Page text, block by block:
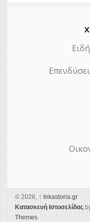
© 2026, ↑ Ιnkastoria.gr
Κατασκευή Ιστοσελίδας
Themes